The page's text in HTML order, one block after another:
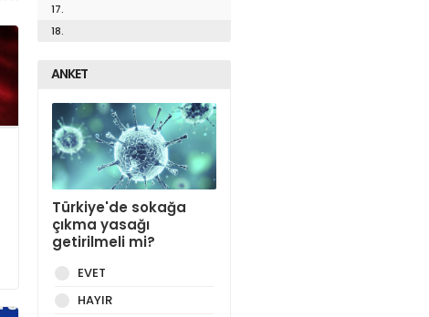
17.
18.
ANKET
Türkiye'de sokağa
çıkma yasağı
getirilmeli mi?
EVET
HAYIR